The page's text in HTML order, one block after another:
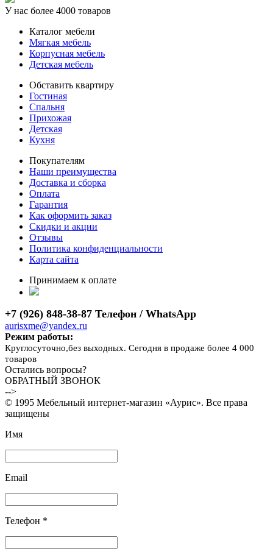
У нас более 4000 товаров
Каталог мебели
Мягкая мебель
Корпусная мебель
Детская мебель
Обставить квартиру
Гостиная
Спальня
Прихожая
Детская
Кухня
Покупателям
Наши преимущества
Доставка и сборка
Оплата
Гарантия
Как оформить заказ
Скидки и акции
Отзывы
Политика конфиденциальности
Карта сайта
Принимаем к оплате
+7 (926) 848-38-87 Телефон / WhatsApp
aurisxme@yandex.ru
Режим работы:
Круглосуточно,без выходных. Сегодня в продаже более 4 000
товаров
Остались вопросы?
ОБРАТНЫЙ ЗВОНОК
-->
© 1995 Мебельный интернет-магазин «Аурис». Все права
защищены
Имя
Email
Телефон *